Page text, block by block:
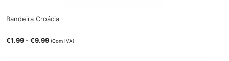
Bandeira Croácia
€1.99 -€9.99 (Com IVA)